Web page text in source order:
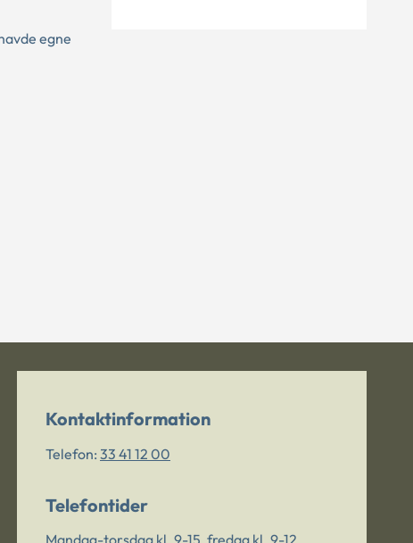
egne
Kontaktinformation
Telefon: 33 41 12 00
Telefontider